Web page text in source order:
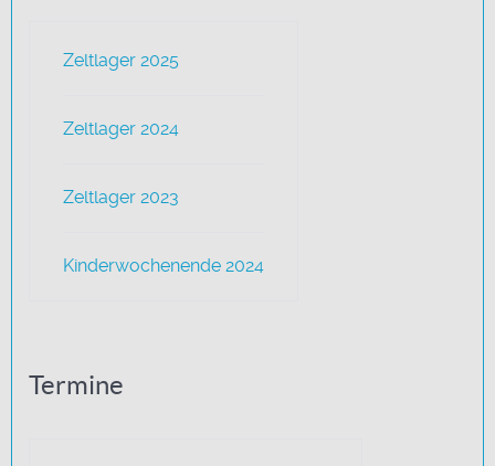
Zeltlager 2025
Zeltlager 2024
Zeltlager 2023
Kinderwochenende 2024
Termine